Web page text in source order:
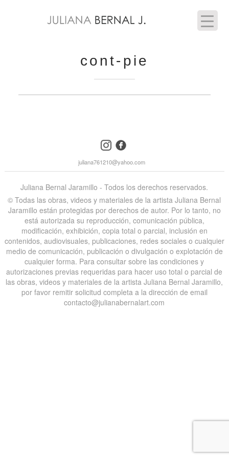
cont-pie
instagramfacebook
juliana761210@yahoo.com
Juliana Bernal Jaramillo - Todos los derechos reservados.
©️ Todas las obras, videos y materiales de la artista Juliana Bernal
Jaramillo están protegidas por derechos de autor. Por lo tanto, no
está autorizada su reproducción, comunicación pública,
modificación, exhibición, copia total o parcial, inclusión en
contenidos, audiovisuales, publicaciones, redes sociales o cualquier
medio de comunicación, publicación o divulgación o explotación de
cualquier forma. Para consultar sobre las condiciones y
autorizaciones previas requeridas para hacer uso total o parcial de
las obras, videos y materiales de la artista Juliana Bernal Jaramillo,
por favor remitir solicitud completa a la dirección de email
contacto@julianabernalart.com